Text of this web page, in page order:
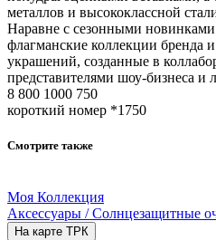
металлов и высококлассной
Наравне с сезонными новинками
флагманские коллекции бренда
украшений, созданные в
представителями шоу-бизнеса и
8 800 1000 750
короткий номер *1750
Смотрите также
Моя Коллекция
Аксессуары / Солнцезащитные
На карте ТРК